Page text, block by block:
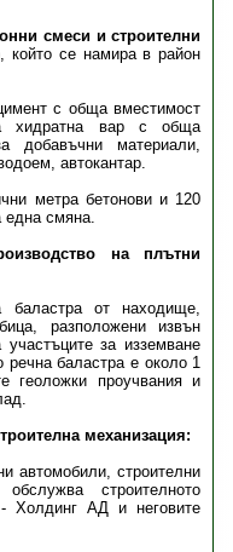
смеси и строителни
се намира в район
с обща вместимост
хидратна вар с обща
добавъчни материали,
автокантар.
метра бетонови и 120
една смяна.
на плътни
от находище,
разположени извън
за изземване
баластра е около 1
геоложки проучвания и
механизация:
автомобили, строителни
строителното
Холдинг АД и неговите